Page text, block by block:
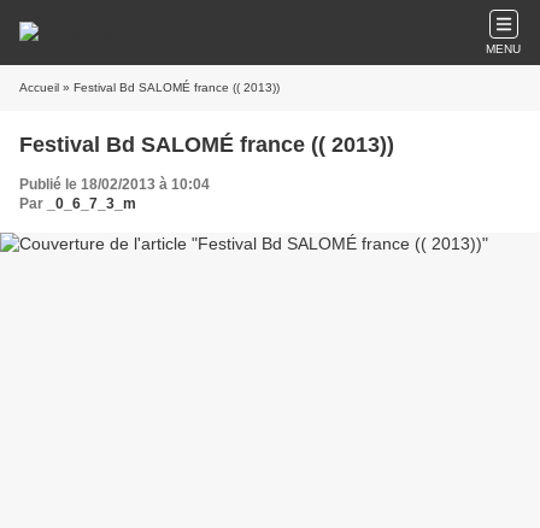
MENU
Accueil » Festival Bd SALOMÉ france (( 2013))
Festival Bd SALOMÉ france (( 2013))
Publié le 18/02/2013 à 10:04
Par
_0_6_7_3_m